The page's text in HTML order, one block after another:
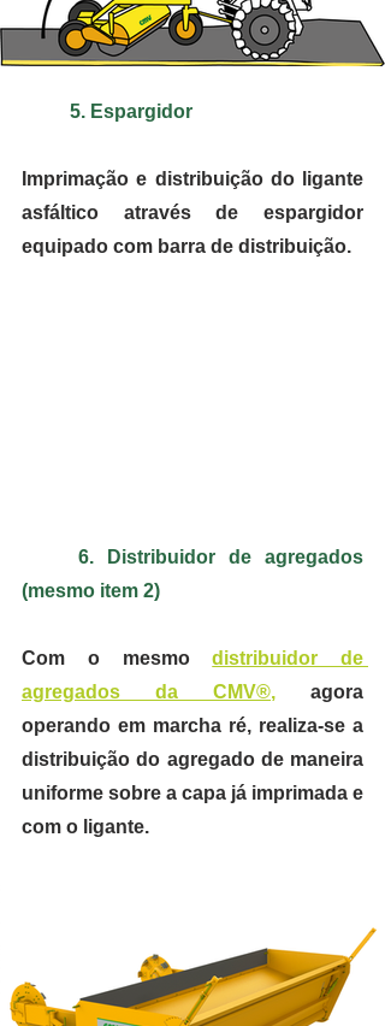
5. Espargidor
Imprimação e distribuição do ligante
asfáltico através de espargidor
equipado com barra de distribuição.
(mesmo item 2)
Com o mesmo distribuidor de
agregados da CMV®, agora
operando em marcha ré, realiza-se a
distribuição do agregado de maneira
uniforme sobre a capa já imprimada e
com o ligante.